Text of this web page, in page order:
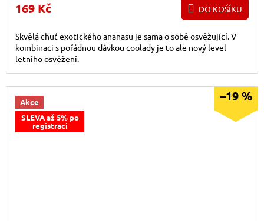
169 Kč DO KOŠÍKU
Skvělá chuť exotického ananasu je sama o sobě osvěžující. V
kombinaci s pořádnou dávkou coolady je to ale nový level
letního osvěžení.
Akce
SLEVA až 5% po
registraci
–19 %